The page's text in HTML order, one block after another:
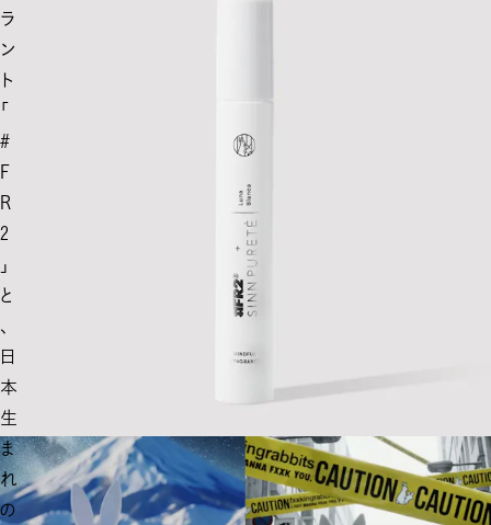
ラ
ン
ト
「
#
F
R
2
」
と
、
日
本
生
ま
れ
の